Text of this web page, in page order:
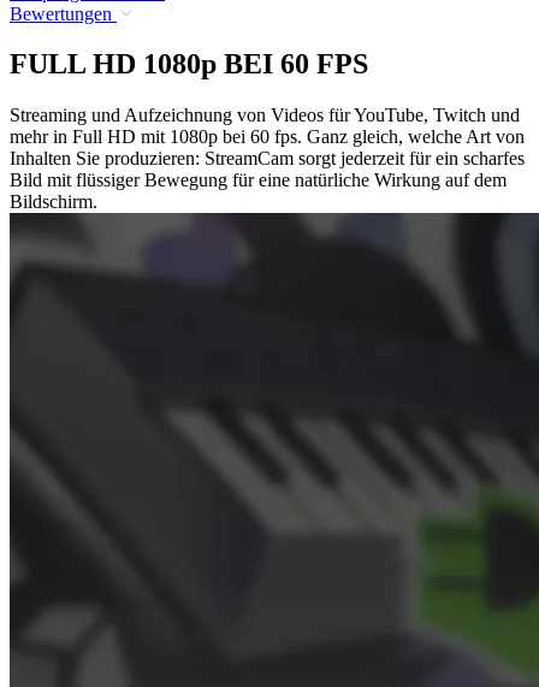
Bewertungen
FULL HD 1080p BEI 60 FPS
Streaming und Aufzeichnung von Videos für YouTube, Twitch und
mehr in Full HD mit 1080p bei 60 fps. Ganz gleich, welche Art von
Inhalten Sie produzieren: StreamCam sorgt jederzeit für ein scharfes
Bild mit flüssiger Bewegung für eine natürliche Wirkung auf dem
Bildschirm.